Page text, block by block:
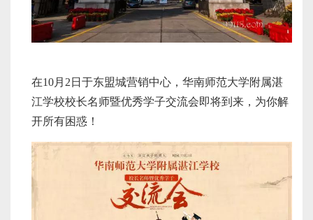
在10月2日于东盟城营销中心，华南师范大学附属湛
江学校校长名师暨优秀学子交流会即将到来，为你解
开所有困惑！